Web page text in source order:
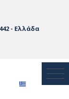
- Ελλάδα